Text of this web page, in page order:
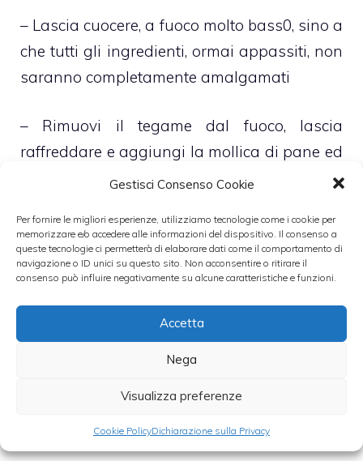
Gestisci Consenso Cookie
Per fornire le migliori esperienze, utilizziamo tecnologie come i cookie per
memorizzare e/o accedere alle informazioni del dispositivo. Il consenso a
queste tecnologie ci permetterà di elaborare dati come il comportamento di
navigazione o ID unici su questo sito. Non acconsentire o ritirare il
consenso può influire negativamente su alcune caratteristiche e funzioni.
Accetta
Nega
Visualizza preferenze
Cookie PolicyDichiarazione sulla Privacy
– Lascia cuocere, a fuoco molto bass0, sino a
che tutti gli ingredienti, ormai appassiti, non
saranno completamente amalgamati
– Rimuovi il tegame dal fuoco, lascia
raffreddare e aggiungi la mollica di pane ed
abbondante formaggio grana grattugiato
e malleabile ma al contempo compatto e
tutt’altro che liquido
– Farcisci metà delle zucchine, ormai
lievemente appassite, con il ripieno appena
– Chiudi ogni zucchina, grossolanamente,
con la propria corrispondente calotta